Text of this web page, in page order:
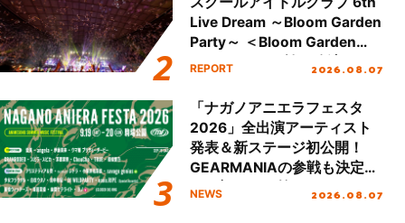
Live Dream ～Bloom Garden
Party～ ＜Bloom Garden
Party Stage／埼玉公演＞”
REPORT 2026.08.07
「ナガノアニエラフェスタ
2026」全出演アーティスト
発表＆新ステージ初公開！
GEARMANIAの参戦も決定
し、初となる第3ステージの
NEWS 2026.08.07